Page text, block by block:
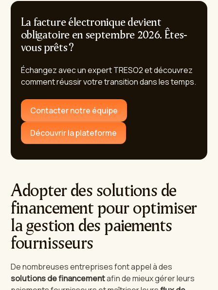
La facture électronique devient
obligatoire en septembre 2026. Êtes-
vous prêts ?
Échangez avec un expert TRESO2 et découvrez
comment réussir votre transition dans les temps.
Contacter notre équipe
Découvrir la plateforme
Adopter des solutions de
financement pour optimiser
la gestion des paiements
fournisseurs
De nombreuses entreprises font appel à des
solutions de financementafin de mieux gérer leurs